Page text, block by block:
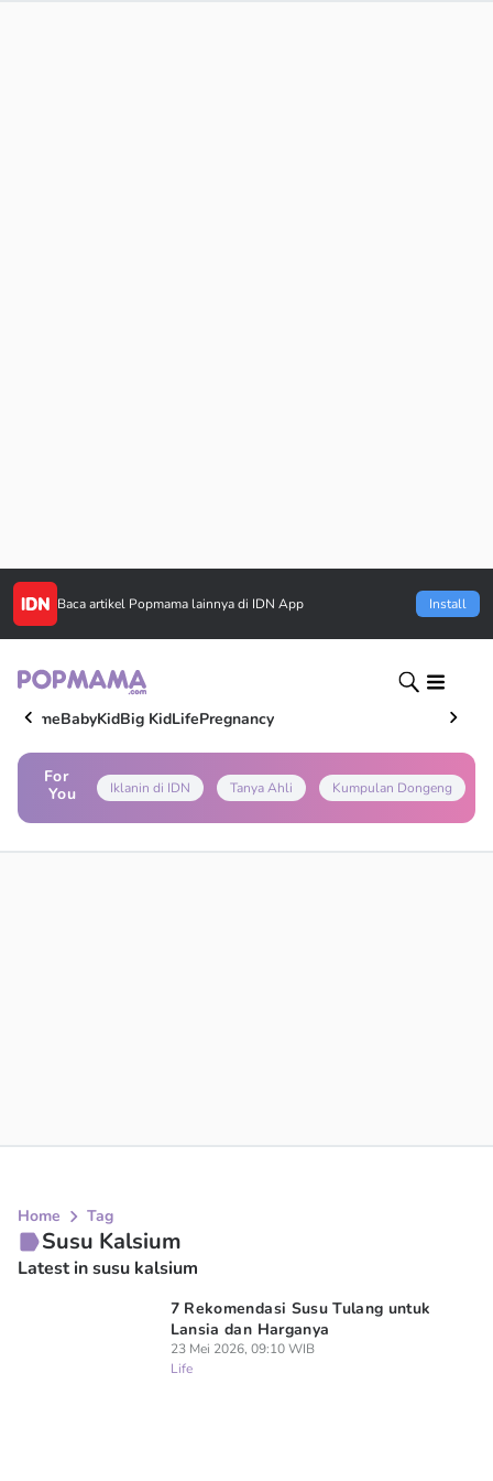
Baca artikel Popmama lainnya di IDN App Install
HomeBabyKidBig KidLifePregnancy
For
You
Iklanin di IDN Tanya Ahli Kumpulan Dongeng
Home Tag
Susu Kalsium
Latest in susu kalsium
7 Rekomendasi Susu Tulang untuk
Lansia dan Harganya
23 Mei 2026, 09:10 WIB
Life